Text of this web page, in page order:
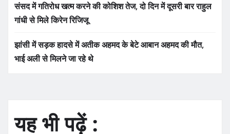
संसद में गतिरोध खत्म करने की कोशिश तेज, दो दिन में दूसरी बार राहुल
गांधी से मिले किरेन रिजिजू
झांसी में सड़क हादसे में अतीक अहमद के बेटे आबान अहमद की मौत,
भाई अली से मिलने जा रहे थे
यह भी पढ़ें :